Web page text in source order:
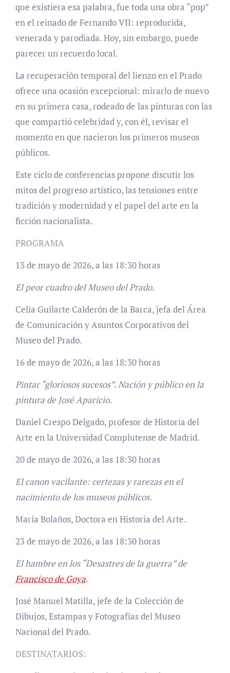
que existiera esa palabra, fue toda una obra “pop”
en el reinado de Fernando VII: reproducida,
venerada y parodiada. Hoy, sin embargo, puede
parecer un recuerdo local.
La recuperación temporal del lienzo en el Prado
ofrece una ocasión excepcional: mirarlo de nuevo
en su primera casa, rodeado de las pinturas con las
que compartió celebridad y, con él, revisar el
momento en que nacieron los primeros museos
públicos.
Este ciclo de conferencias propone discutir los
mitos del progreso artístico, las tensiones entre
tradición y modernidad y el papel del arte en la
ficción nacionalista.
PROGRAMA
13 de mayo de 2026, a las 18:30 horas
El peor cuadro del Museo del Prado.
Celia Guilarte Calderón de la Barca, jefa del Área
de Comunicación y Asuntos Corporativos del
Museo del Prado.
16 de mayo de 2026, a las 18:30 horas
Pintar “gloriosos sucesos”. Nación y público en la
pintura de José Aparicio.
Daniel Crespo Delgado, profesor de Historia del
Arte en la Universidad Complutense de Madrid.
20 de mayo de 2026, a las 18:30 horas
El canon vacilante: certezas y rarezas en el
nacimiento de los museos públicos.
María Bolaños, Doctora en Historia del Arte.
23 de mayo de 2026, a las 18:30 horas
El hambre en los “Desastres de la guerra” de
Francisco de Goya.
José Manuel Matilla, jefe de la Colección de
Dibujos, Estampas y Fotografías del Museo
Nacional del Prado.
DESTINATARIOS: